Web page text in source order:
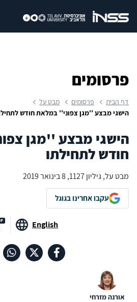
פרסומים
דף הבית פרסומים
מבט על
הישגי מבצע ''מגן צפוני'' במלאת חודש
הישגי מבצע ''מגן
חודש לתחילתו
מבט על, גיליון 1127, 8 בינואר 2019
עקבו אחרינו בגוגל
English
אורנה מזרחי